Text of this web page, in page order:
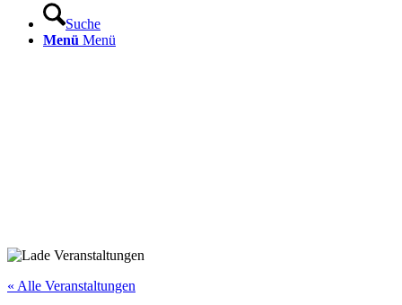
Suche
Menü Menü
« Alle Veranstaltungen